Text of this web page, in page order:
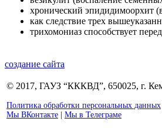
хронический эпидидимоорхит
как следствие трех
трихомониаз способствует
создание сайта
© 2017, ГАУЗ “КККВД”, 650025, г.
Политика обработки персональных данных
Мы ВКонтакте
Мы в Телеграме